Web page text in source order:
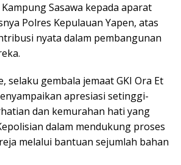
Sasawa kepada aparat
Polres Kepulauan Yapen, atas
nyata dalam pembangunan
selaku gembala jemaat GKI Ora Et
apresiasi setinggi-
dan kemurahan hati yang
dalam mendukung proses
melalui bantuan sejumlah bahan